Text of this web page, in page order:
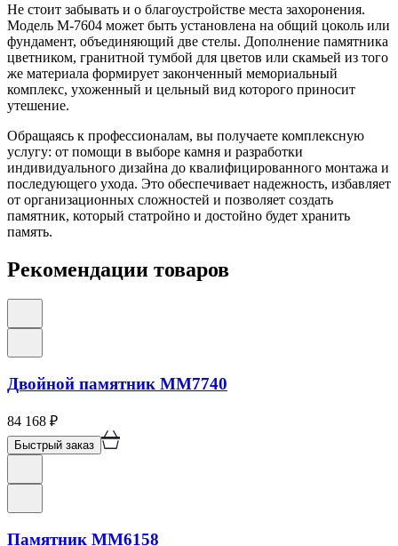
Не стоит забывать и о благоустройстве места захоронения.
Модель M-7604 может быть установлена на общий цоколь или
фундамент, объединяющий две стелы. Дополнение памятника
цветником, гранитной тумбой для цветов или скамьей из того
же материала формирует законченный мемориальный
комплекс, ухоженный и цельный вид которого приносит
утешение.
Обращаясь к профессионалам, вы получаете комплексную
услугу: от помощи в выборе камня и разработки
индивидуального дизайна до квалифицированного монтажа и
последующего ухода. Это обеспечивает надежность, избавляет
от организационных сложностей и позволяет создать
памятник, который статройно и достойно будет хранить
память.
Рекомендации товаров
Двойной памятник ММ7740
84 168 ₽
Быстрый заказ
Памятник ММ6158